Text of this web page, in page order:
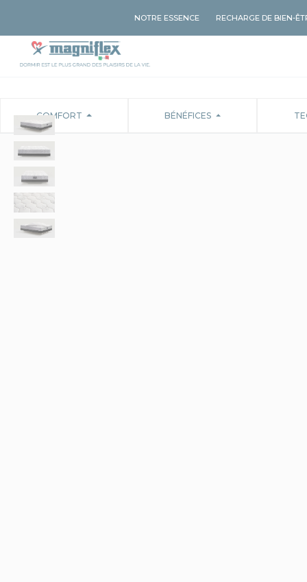
NOTRE ESSENCE RECHARGE DE BIEN-
COMFORT BÉNÉFICES